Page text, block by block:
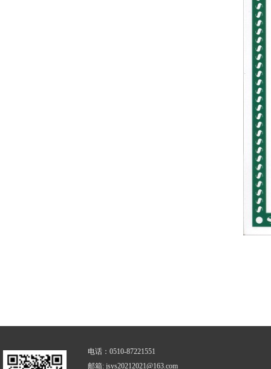
电话：0510-87221551
邮箱: jsys20212021@163.com